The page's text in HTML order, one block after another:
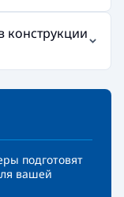
конструкции
подготовят
вашей